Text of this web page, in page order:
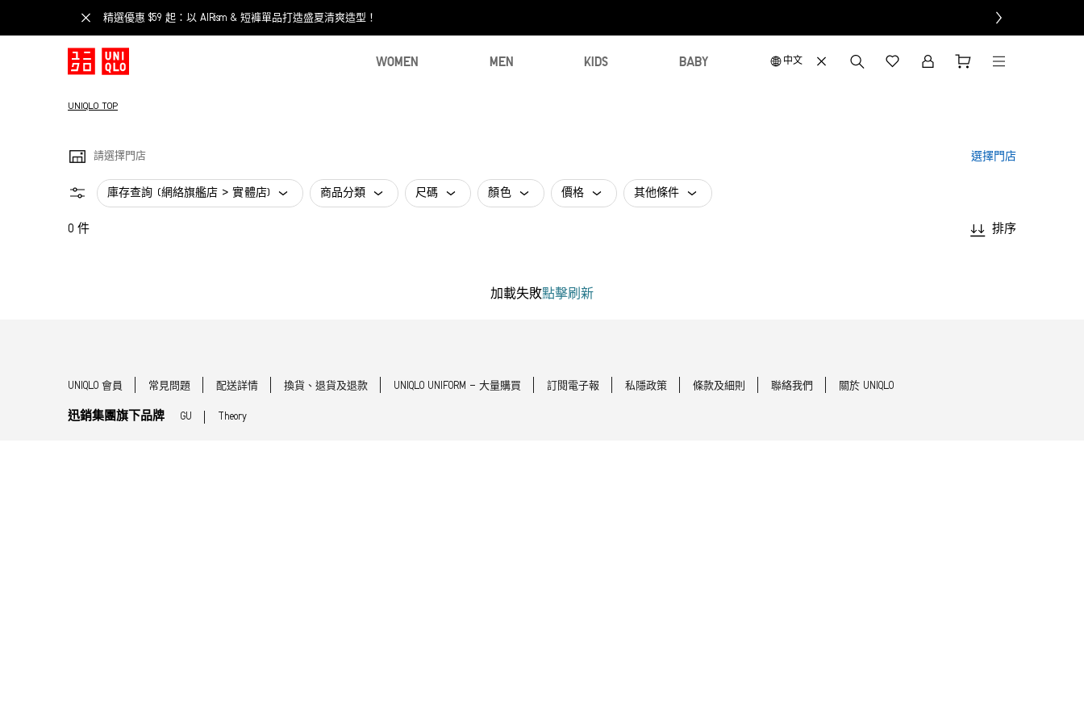
精選優惠 $59 起：以 AIRism & 短褲單品打造盛夏清爽造型！
WOMEN MEN KIDS BABY 中文
UNIQLO TOP
請選擇門店 選擇門店
庫存查詢 (網絡旗艦店 > 實體店) 商品分類 尺碼 顏色 價格 其他條件
0 件 排序
加載失敗點擊刷新
UNIQLO 會員 常見問題 配送詳情 換貨、退貨及退款 UNIQLO UNIFORM - 大量購買 訂閱電子報 私隱政策 條款及細則 聯絡我們 關於 UNIQLO
迅銷集團旗下品牌 GU Theory